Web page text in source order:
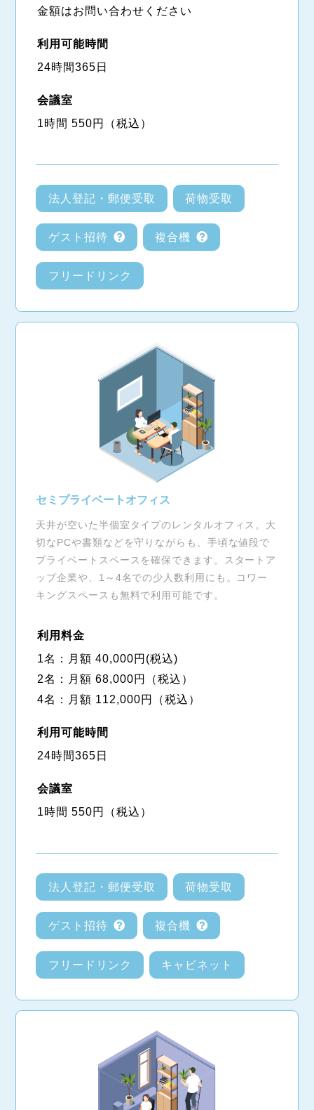
金額はお問い合わせください
利用可能時間
24時間365日
会議室
1時間 550円（税込）
法人登記・郵便受取 荷物受取
ゲスト招待 複合機
フリードリンク
セミプライベートオフィス
天井が空いた半個室タイプのレンタルオフィス。大
切なPCや書類などを守りながらも、手頃な値段で
プライベートスペースを確保できます。スタートア
ップ企業や、1～4名での少人数利用にも。コワー
キングスペースも無料で利用可能です。
利用料金
1名：月額 40,000円(税込)
2名：月額 68,000円（税込）
4名：月額 112,000円（税込）
利用可能時間
24時間365日
会議室
1時間 550円（税込）
法人登記・郵便受取 荷物受取
ゲスト招待 複合機
フリードリンク キャビネット